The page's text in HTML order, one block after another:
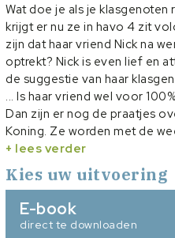
Wat doe je als je
krijgt er nu ze in havo 4 zit
zijn dat haar vriend Nick na
optrekt? Nick is even lief en
de suggestie van haar
... Is haar vriend wel voor
Dan zijn er nog de praatjes
Koning. Ze worden met de
er niet aan mee te doen,
gemakkelijk gemaakt. Als de
te lopen, doet ze een poging
brengen. Maar dat wordt
Anja Bout-Monteau schreef
+ lees verder
Kies uw uitvoering
E-book
direct te downloaden